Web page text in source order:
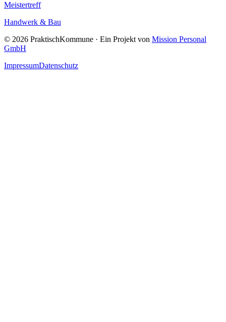
Meistertreff
Handwerk & Bau
© 2026 PraktischKommune · Ein Projekt von Mission Personal
GmbH
ImpressumDatenschutz